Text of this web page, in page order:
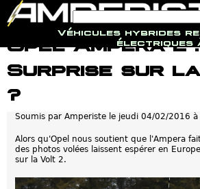
Jump to navigation
Véhicules hybrides
électriques
o
r
m
l
a
d
r
e
e
e
c
h
r
c
Opel Ampera 2 :
Surprise sur
?
Soumis par Amperiste le jeudi 04/02/2016 à
Alors qu'Opel nous soutient que l'Ampera
des photos volées laissent espérer en
sur la Volt 2.